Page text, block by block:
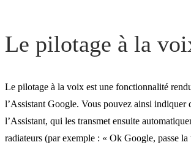
Le pilotage à la
Le pilotage à la voix est une fonctionnalité
l’Assistant Google. Vous pouvez ainsi indiquer
l’Assistant, qui les transmet ensuite
radiateurs (par exemple : « Ok Google, passe la